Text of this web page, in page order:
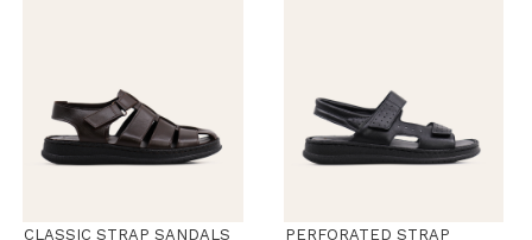
CLASSIC STRAP SANDALS
PERFORATED STRAP